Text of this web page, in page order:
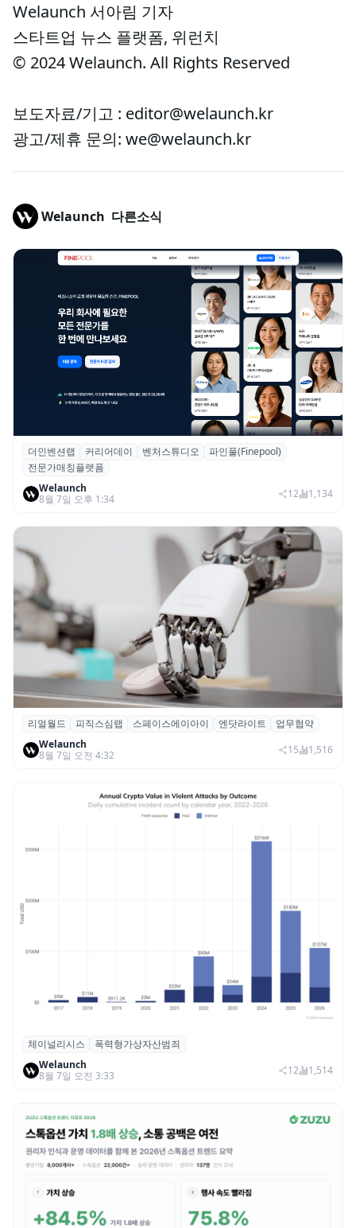
Welaunch 서아림 기자
스타트업 뉴스 플랫폼, 위런치
© 2024 Welaunch. All Rights Reserved
보도자료/기고 : editor@welaunch.kr
광고/제휴 문의: we@welaunch.kr
Welaunch 다른소식
더인벤션랩·커리어데이, 스타트업 전문가 매
칭 플랫폼 ‘파인풀’ 출시
더인벤션랩 커리어데이 벤처스튜디오
파인풀(Finepool)
전문가매칭플랫폼
Welaunch
8월 7일 오후 1:34
12 1,134
리얼월드, 로봇테크 스타트업 3곳과 손잡고
휴머노이드 표준 만든다
리얼월드 피직스심랩 스페이스에이아이 엔닷라이트
업무협약
Welaunch
8월 7일 오전 4:32
15 1,516
체이널리시스 “가상자산 보유자 대상 폭력
범죄 증가…상반기 탈취액 3000만 달러 돌파
체이널리시스
폭력형가상자산범죄
Welaunch
8월 7일 오전 3:33
12 1,514